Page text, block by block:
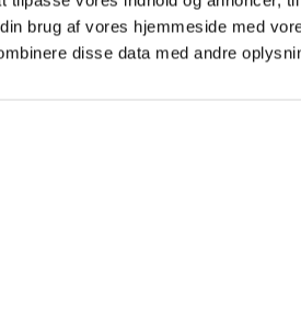
brug af vores hjemmeside med
disse data med andre